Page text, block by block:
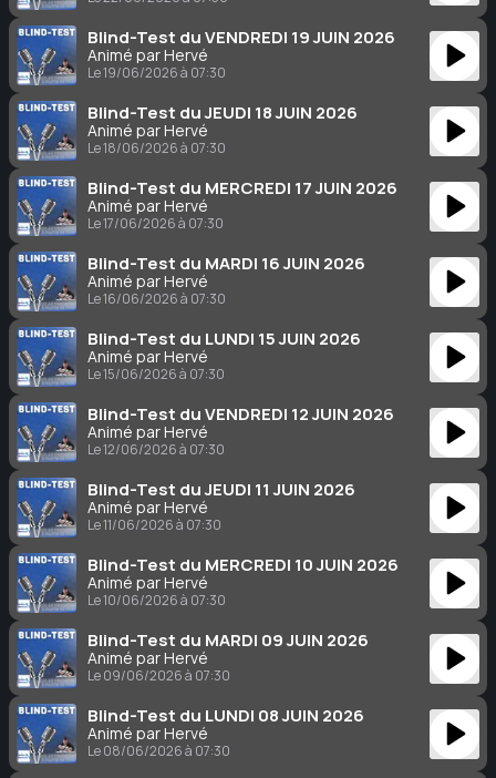
Blind-Test du VENDREDI 19 JUIN 2026
Animé par Hervé
Le 19/06/2026 à 07:30
Blind-Test du JEUDI 18 JUIN 2026
Animé par Hervé
Le 18/06/2026 à 07:30
Blind-Test du MERCREDI 17 JUIN 2026
Animé par Hervé
Le 17/06/2026 à 07:30
Blind-Test du MARDI 16 JUIN 2026
Animé par Hervé
Le 16/06/2026 à 07:30
Blind-Test du LUNDI 15 JUIN 2026
Animé par Hervé
Le 15/06/2026 à 07:30
Blind-Test du VENDREDI 12 JUIN 2026
Animé par Hervé
Le 12/06/2026 à 07:30
Blind-Test du JEUDI 11 JUIN 2026
Animé par Hervé
Le 11/06/2026 à 07:30
Blind-Test du MERCREDI 10 JUIN 2026
Animé par Hervé
Le 10/06/2026 à 07:30
Blind-Test du MARDI 09 JUIN 2026
Animé par Hervé
Le 09/06/2026 à 07:30
Blind-Test du LUNDI 08 JUIN 2026
Animé par Hervé
Le 08/06/2026 à 07:30